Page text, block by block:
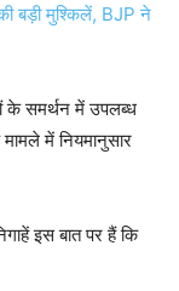
बड़ी मुश्किलें, BJP ने
के समर्थन में उपलब्ध
में नियमानुसार
इस बात पर हैं कि